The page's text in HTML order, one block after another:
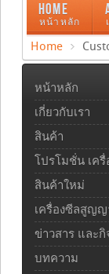
HOME
หน้าหลัก
Home
หน้าหลัก
เกี่ยวกับเรา
สินค้า
โปรโมชั่น เครื่
สินค้าใหม่
เครื่องซีลสูญญ
ข่าวสาร และกิ
บทความ